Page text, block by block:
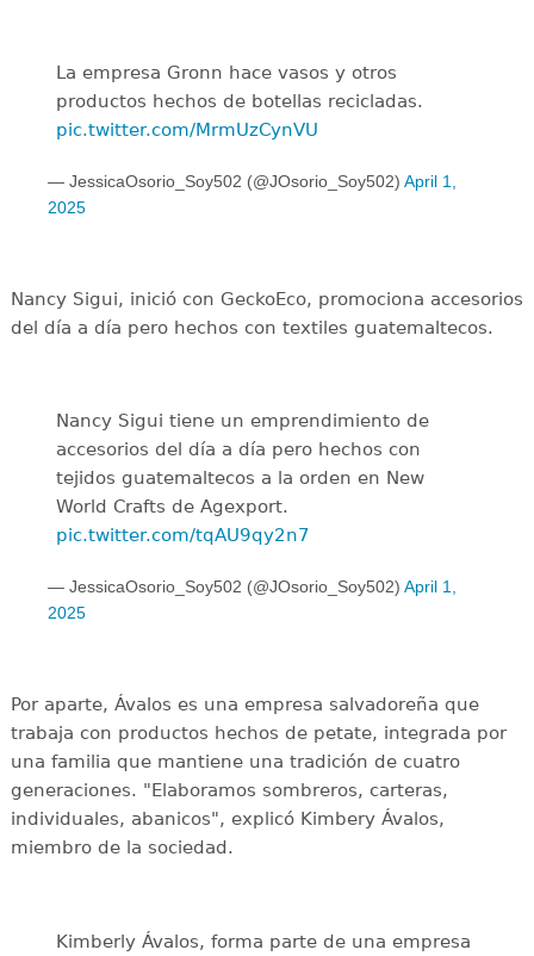
La empresa Gronn hace vasos y otros
productos hechos de botellas recicladas.
pic.twitter.com/MrmUzCynVU
— JessicaOsorio_Soy502 (@JOsorio_Soy502) April 1,
2025
Nancy Sigui, inició con GeckoEco, promociona accesorios
del día a día pero hechos con textiles guatemaltecos.
Nancy Sigui tiene un emprendimiento de
accesorios del día a día pero hechos con
tejidos guatemaltecos a la orden en New
World Crafts de Agexport.
pic.twitter.com/tqAU9qy2n7
— JessicaOsorio_Soy502 (@JOsorio_Soy502) April 1,
2025
Por aparte, Ávalos es una empresa salvadoreña que
trabaja con productos hechos de petate, integrada por
una familia que mantiene una tradición de cuatro
generaciones. "Elaboramos sombreros, carteras,
individuales, abanicos", explicó Kimbery Ávalos,
miembro de la sociedad.
Kimberly Ávalos, forma parte de una empresa